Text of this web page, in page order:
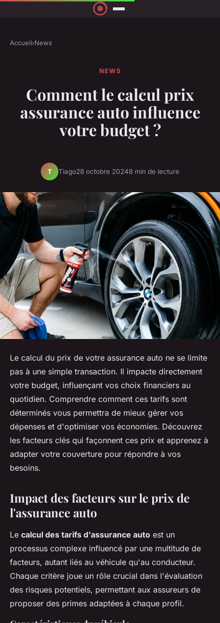
Accueil›News
NEWS
Comment le calcul prix
assurance auto influence
votre budget ?
T Tiago28 octobre 20248 min de lecture
Le calcul du prix de votre assurance auto ne se limite
pas à une simple transaction. Il impacte directement
votre budget, influençant vos choix financiers au
quotidien. Comprendre comment ces tarifs sont
déterminés vous permettra de mieux gérer vos
dépenses et d'optimiser vos économies. Découvrez
les facteurs clés qui façonnent ces prix et apprenez à
adapter votre couverture pour répondre à vos
besoins.
Impact des facteurs sur le prix de
l'assurance auto
Le calcul des tarifs d'assurance auto est un
processus complexe influencé par une multitude de
facteurs, autant liés au véhicule qu'au conducteur.
Chaque critère joue un rôle crucial dans l'évaluation
des risques potentiels, permettant aux assureurs de
proposer des primes adaptées à chaque profil.